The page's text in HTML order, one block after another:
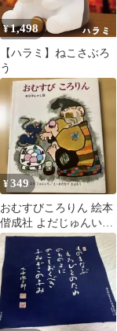
¥1,498
【ハラミ】ねこさぶろ
う
¥349
おむすびころりん 絵本
偕成社 よだじゅんいち
わたなべさぶろう